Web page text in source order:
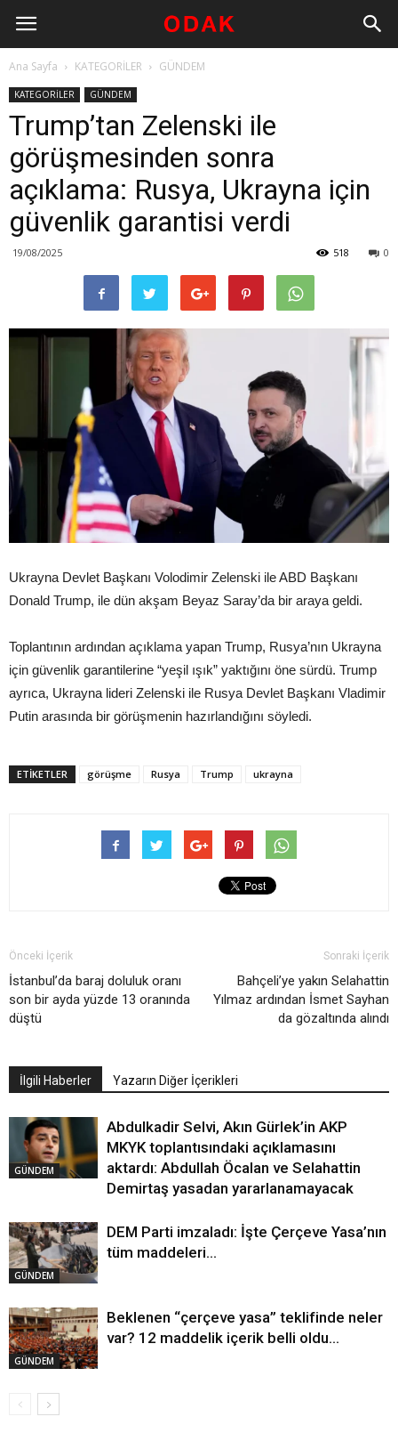
Ana Sayfa KATEGORİLER GÜNDEM
KATEGORİLER GÜNDEM
Trump’tan Zelenski ile
görüşmesinden sonra
açıklama: Rusya, Ukrayna için
güvenlik garantisi verdi
19/08/2025 0
518
Ukrayna Devlet Başkanı Volodimir Zelenski ile ABD Başkanı
Donald Trump, ile dün akşam Beyaz Saray’da bir araya geldi.
Toplantının ardından açıklama yapan Trump, Rusya’nın Ukrayna
için güvenlik garantilerine “yeşil ışık” yaktığını öne sürdü. Trump
ayrıca, Ukrayna lideri Zelenski ile Rusya Devlet Başkanı Vladimir
Putin arasında bir görüşmenin hazırlandığını söyledi.
ETIKETLER görüşme Rusya Trump ukrayna
Önceki İçerik
İstanbul’da baraj doluluk oranı
son bir ayda yüzde 13 oranında
düştü
Sonraki İçerik
Bahçeli’ye yakın Selahattin
Yılmaz ardından İsmet Sayhan
da gözaltında alındı
İlgili Haberler Yazarın Diğer İçerikleri
GÜNDEM
Abdulkadir Selvi, Akın Gürlek’in AKP
MKYK toplantısındaki açıklamasını
aktardı: Abdullah Öcalan ve Selahattin
Demirtaş yasadan yararlanamayacak
GÜNDEM
DEM Parti imzaladı: İşte Çerçeve Yasa’nın
tüm maddeleri…
GÜNDEM
Beklenen “çerçeve yasa” teklifinde neler
var? 12 maddelik içerik belli oldu…